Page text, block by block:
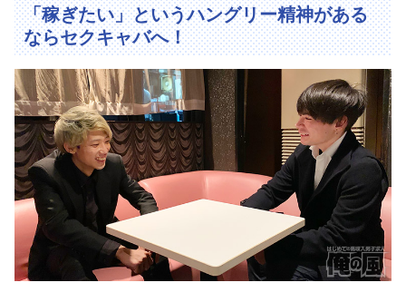
「稼ぎたい」というハングリー精神がある
ならセクキャバへ！